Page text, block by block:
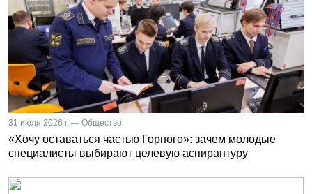
31 июля 2026 г. — Общество
«Хочу оставаться частью Горного»: зачем молодые
специалисты выбирают целевую аспирантуру